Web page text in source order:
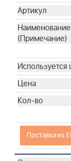
Поставка из